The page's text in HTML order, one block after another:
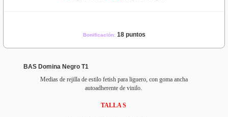
Bonificación: 18 puntos
BAS Domina Negro T1
Medias de rejilla de estilo fetish para liguero, con goma ancha
autoadherente de vinilo.
TALLA S